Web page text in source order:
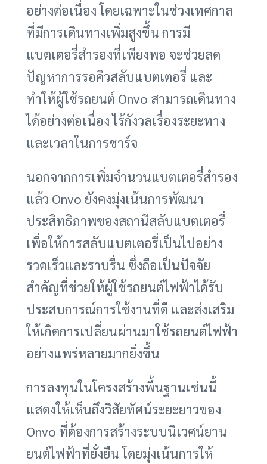
อย่างต่อเนื่อง โดยเฉพาะในช่วงเทศกาล
ที่มีการเดินทางเพิ่มสูงขึ้น การมี
แบตเตอรี่สำรองที่เพียงพอ จะช่วยลด
ปัญหาการรอคิวสลับแบตเตอรี่ และ
ทำให้ผู้ใช้รถยนต์ Onvo สามารถเดินทาง
ได้อย่างต่อเนื่อง ไร้กังวลเรื่องระยะทาง
และเวลาในการชาร์จ
นอกจากการเพิ่มจำนวนแบตเตอรี่สำรอง
แล้ว Onvo ยังคงมุ่งเน้นการพัฒนา
ประสิทธิภาพของสถานีสลับแบตเตอรี่
เพื่อให้การสลับแบตเตอรี่เป็นไปอย่าง
รวดเร็วและราบรื่น ซึ่งถือเป็นปัจจัย
สำคัญที่ช่วยให้ผู้ใช้รถยนต์ไฟฟ้าได้รับ
ประสบการณ์การใช้งานที่ดี และส่งเสริม
ให้เกิดการเปลี่ยนผ่านมาใช้รถยนต์ไฟฟ้า
อย่างแพร่หลายมากยิ่งขึ้น
การลงทุนในโครงสร้างพื้นฐานเช่นนี้
แสดงให้เห็นถึงวิสัยทัศน์ระยะยาวของ
Onvo ที่ต้องการสร้างระบบนิเวศน์ยาน
ยนต์ไฟฟ้าที่ยั่งยืน โดยมุ่งเน้นการให้